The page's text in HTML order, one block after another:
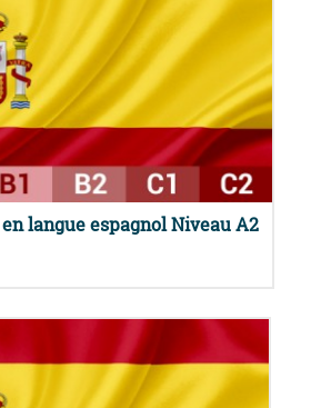
langue espagnol Niveau A2